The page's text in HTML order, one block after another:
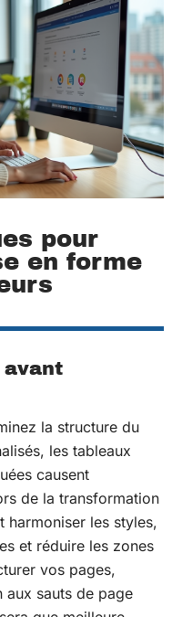
pour
en forme
avant
la structure du
les tableaux
causent
de la transformation
harmoniser les styles,
et réduire les zones
vos pages,
aux sauts de page